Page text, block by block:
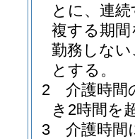
とに、連
複する期
勤務しな
とする。
2
介護時間
き2時間を
3
介護時間